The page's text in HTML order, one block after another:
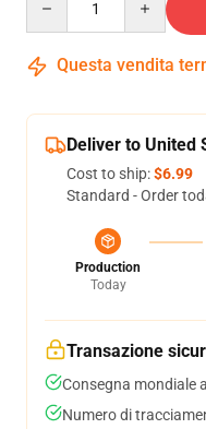
Questa vendita
Deliver to United
Cost to ship:$6.99
Standard - Order
Production
Today
Transazione
Consegna mondiale
Numero di